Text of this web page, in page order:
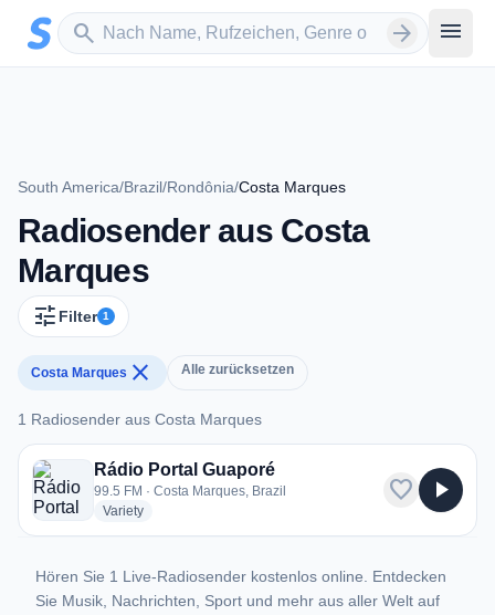
Zum Hauptinhalt springen
search
Sender suchen arrow_forward menu
South America/Brazil/Rondônia/Costa Marques
Radiosender aus Costa
Marques
tune Filter 1
Costa Marques close Alle zurücksetzen
1 Radiosender aus Costa Marques
1 Radiosender aus Costa Marques
Rádio Portal Guaporé
99.5 FM · Costa Marques, Brazil
Varietyradio stations
favorite play_arrow
Hören Sie 1 Live-Radiosender kostenlos online. Entdecken
Sie Musik, Nachrichten, Sport und mehr aus aller Welt auf